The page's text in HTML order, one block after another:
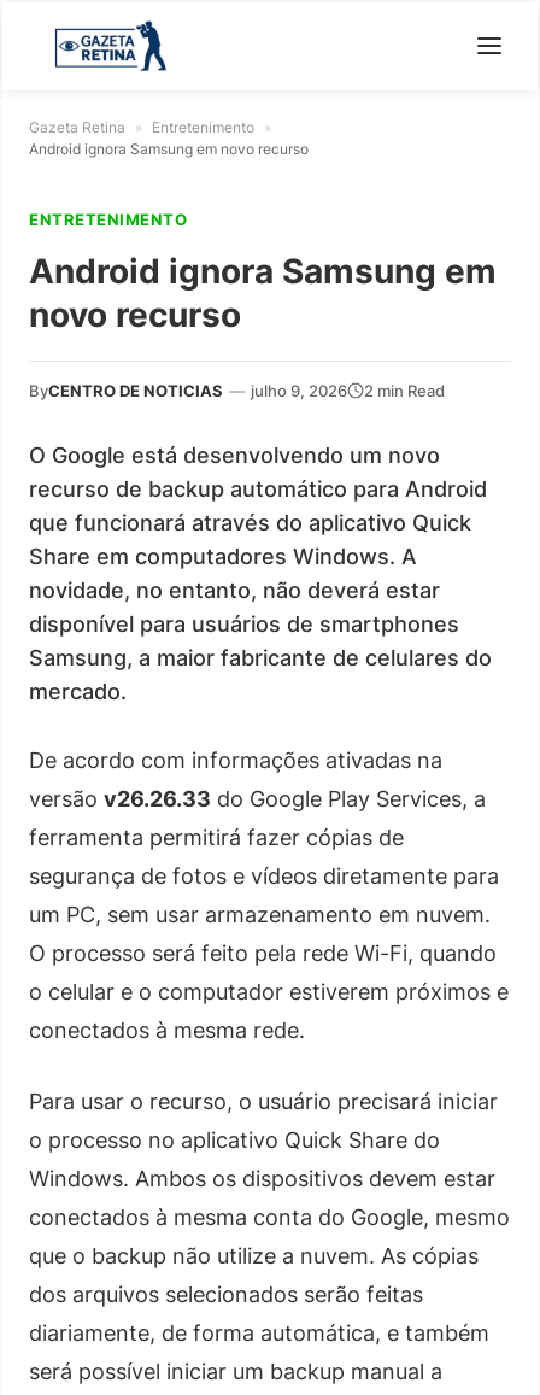
Gazeta Retina » Entretenimento »
Android ignora Samsung em novo recurso
ENTRETENIMENTO
Android ignora Samsung em
novo recurso
ByCENTRO DE NOTICIAS — julho 9, 2026 2 min Read
O Google está desenvolvendo um novo
recurso de backup automático para Android
que funcionará através do aplicativo Quick
Share em computadores Windows. A
novidade, no entanto, não deverá estar
disponível para usuários de smartphones
Samsung, a maior fabricante de celulares do
mercado.
De acordo com informações ativadas na
versão v26.26.33 do Google Play Services, a
ferramenta permitirá fazer cópias de
segurança de fotos e vídeos diretamente para
um PC, sem usar armazenamento em nuvem.
O processo será feito pela rede Wi-Fi, quando
o celular e o computador estiverem próximos e
conectados à mesma rede.
Para usar o recurso, o usuário precisará iniciar
o processo no aplicativo Quick Share do
Windows. Ambos os dispositivos devem estar
conectados à mesma conta do Google, mesmo
que o backup não utilize a nuvem. As cópias
dos arquivos selecionados serão feitas
diariamente, de forma automática, e também
será possível iniciar um backup manual a